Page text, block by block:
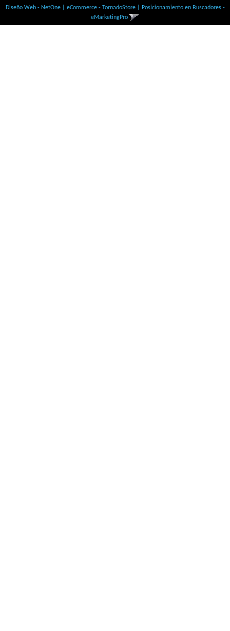
Diseño Web - NetOne| eCommerce - TornadoStore| Posicionamiento en Buscadores -
eMarketingPro